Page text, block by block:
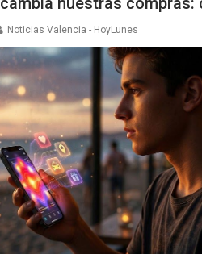
Noticias Valencia - HoyLunes